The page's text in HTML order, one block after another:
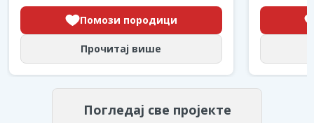
Помози породици
Прочитај више
Погледај све пројекте